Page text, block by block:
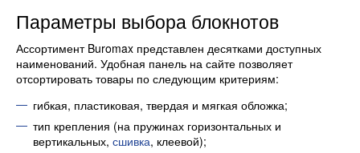
Параметры выбора блокнотов
Ассортимент Buromax представлен десятками доступных
наименований. Удобная панель на сайте позволяет
отсортировать товары по следующим критериям:
гибкая, пластиковая, твердая и мягкая обложка;
тип крепления (на пружинах горизонтальных и
вертикальных, сшивка, клеевой);